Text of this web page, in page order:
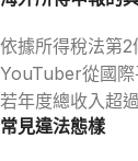
依據所得稅法第
YouTuber從國
若年度總收入超
常見違法態樣